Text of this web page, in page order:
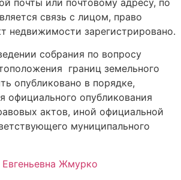
связь с лицом, право
недвижимости зарегистрировано.
собрания по вопросу
границ земельного
опубликовано в порядке,
официального опубликования
актов, иной официальной
муниципального
Жмурко